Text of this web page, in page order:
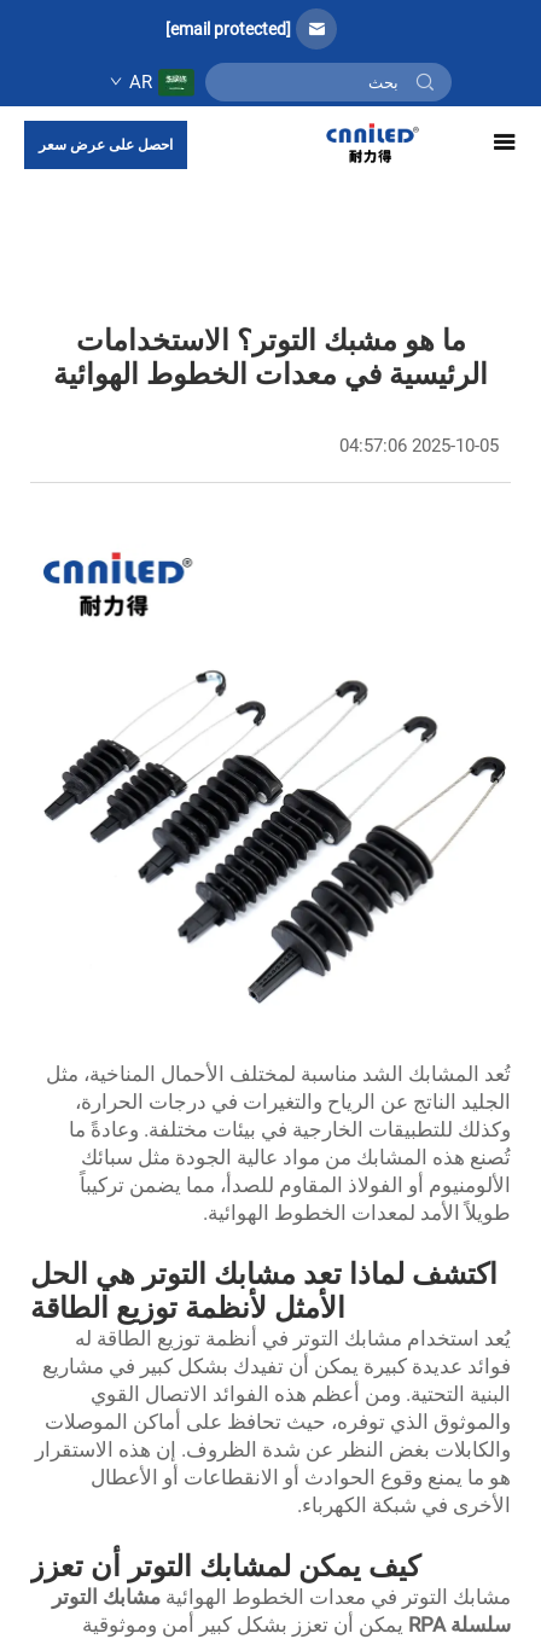
[email protected]
AR
احصل على عرض سعر
ما هو مشبك التوتر؟ الاستخدامات
الرئيسية في معدات الخطوط الهوائية
2025-10-05 04:57:06
تُعد المشابك الشد مناسبة لمختلف الأحمال المناخية، مثل
الجليد الناتج عن الرياح والتغيرات في درجات الحرارة،
وكذلك للتطبيقات الخارجية في بيئات مختلفة. وعادةً ما
تُصنع هذه المشابك من مواد عالية الجودة مثل سبائك
الألومنيوم أو الفولاذ المقاوم للصدأ، مما يضمن تركيباً
طويلاً الأمد لمعدات الخطوط الهوائية.
اكتشف لماذا تعد مشابك التوتر هي الحل
الأمثل لأنظمة توزيع الطاقة
يُعد استخدام مشابك التوتر في أنظمة توزيع الطاقة له
فوائد عديدة كبيرة يمكن أن تفيدك بشكل كبير في مشاريع
البنية التحتية. ومن أعظم هذه الفوائد الاتصال القوي
والموثوق الذي توفره، حيث تحافظ على أماكن الموصلات
والكابلات بغض النظر عن شدة الظروف. إن هذه الاستقرار
هو ما يمنع وقوع الحوادث أو الانقطاعات أو الأعطال
الأخرى في شبكة الكهرباء.
كيف يمكن لمشابك التوتر أن تعزز
مشابك التوتر في معدات الخطوط الهوائية مشابك التوتر
سلسلة RPA
يمكن أن تعزز بشكل كبير أمن وموثوقية